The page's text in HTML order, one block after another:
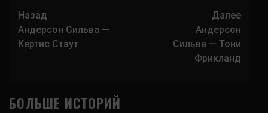
Навигация
записи
Назад
Андерсон Сильва —
Кертис Стаут
Далее
Андерсон
Сильва — Тони
Фрикланд
БОЛЬШЕ ИСТОРИЙ